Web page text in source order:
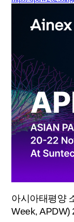
아시아태평양
Week,APDW)